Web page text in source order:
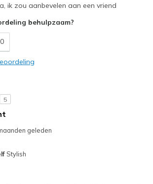
Feels true to size
ik zou aanbevelen aan een vriend
behulpzaam?
0
5
geleden
Stylish